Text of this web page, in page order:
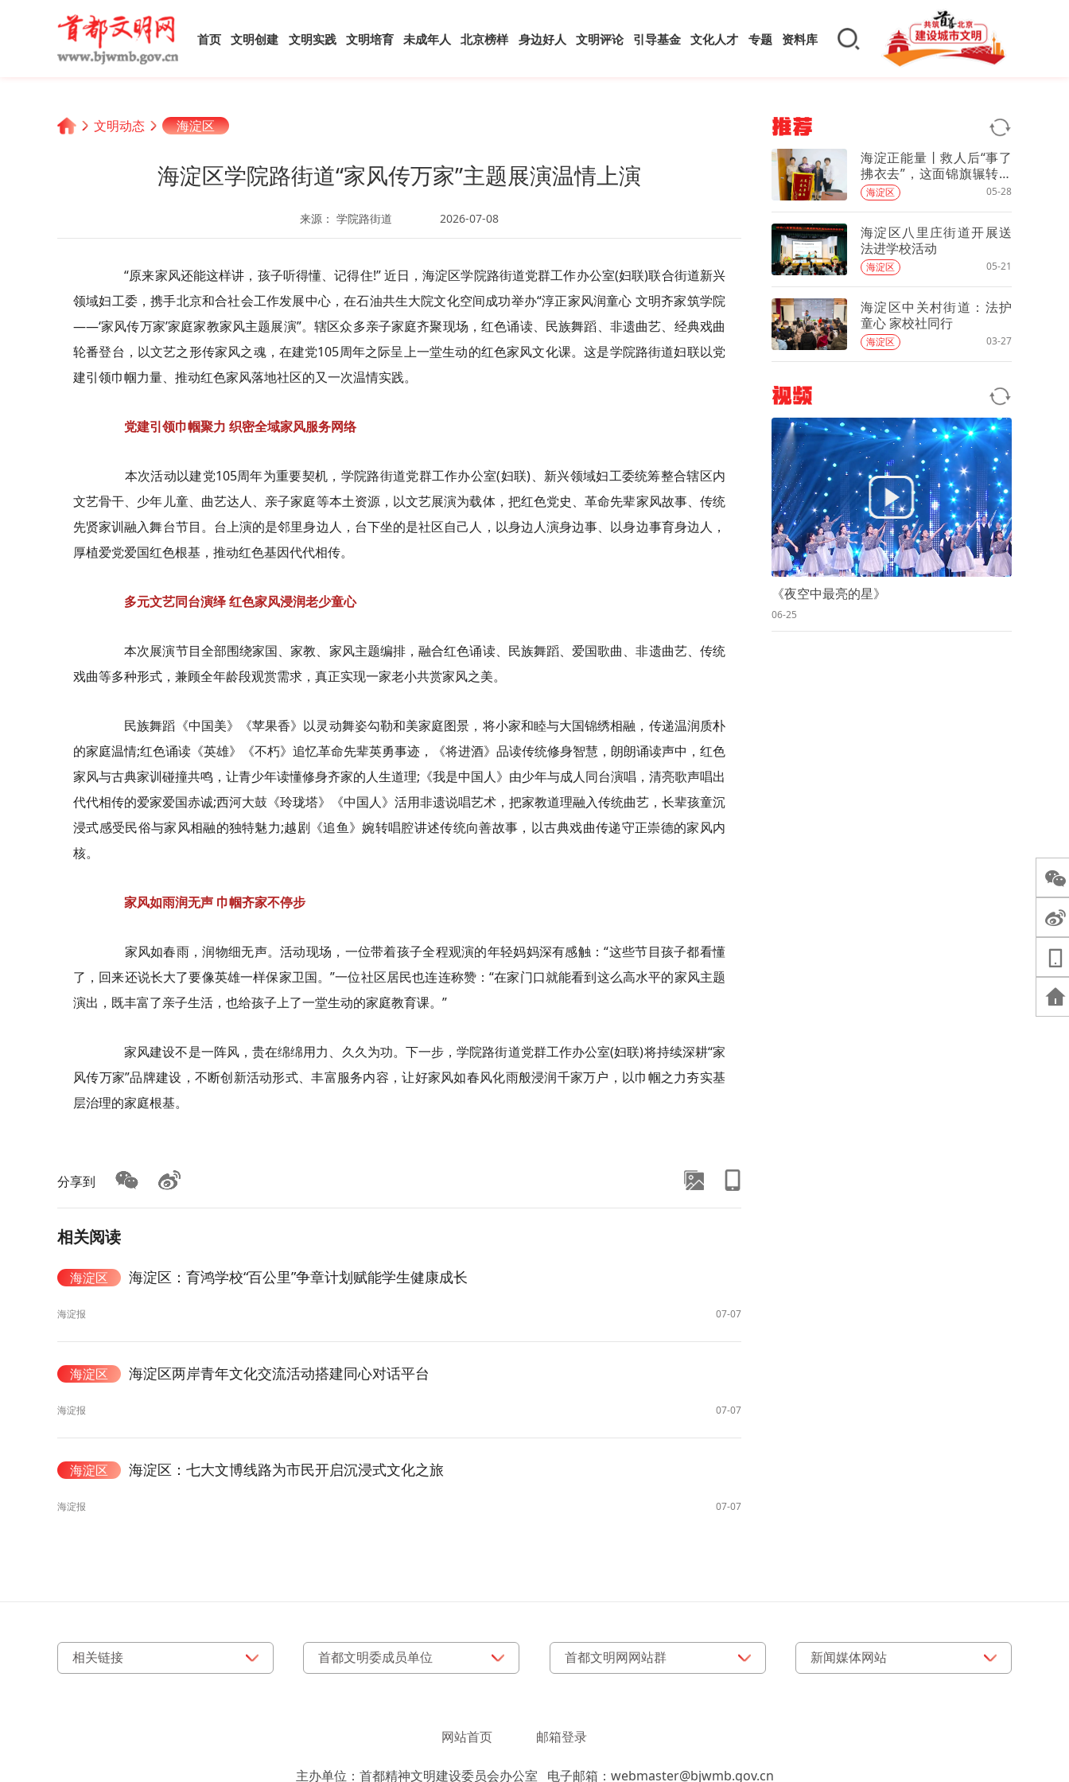
首页 文明创建 文明实践 文明培育 未成年人 北京榜样 身边好人 文明评论 引导基金 文化人才 专题 资料库
文明动态 海淀区
海淀区学院路街道“家风传万家”主题展演温情上演
来源： 学院路街道 2026-07-08
“原来家风还能这样讲，孩子听得懂、记得住!” 近日，海淀区学院路街道党群工作办公室(妇联)联合街道新兴
领域妇工委，携手北京和合社会工作发展中心，在石油共生大院文化空间成功举办“淳正家风润童心 文明齐家筑学院
——‘家风传万家’家庭家教家风主题展演”。辖区众多亲子家庭齐聚现场，红色诵读、民族舞蹈、非遗曲艺、经典戏曲
轮番登台，以文艺之形传家风之魂，在建党105周年之际呈上一堂生动的红色家风文化课。这是学院路街道妇联以党
建引领巾帼力量、推动红色家风落地社区的又一次温情实践。
党建引领巾帼聚力 织密全域家风服务网络
本次活动以建党105周年为重要契机，学院路街道党群工作办公室(妇联)、新兴领域妇工委统筹整合辖区内
文艺骨干、少年儿童、曲艺达人、亲子家庭等本土资源，以文艺展演为载体，把红色党史、革命先辈家风故事、传统
先贤家训融入舞台节目。台上演的是邻里身边人，台下坐的是社区自己人，以身边人演身边事、以身边事育身边人，
厚植爱党爱国红色根基，推动红色基因代代相传。
多元文艺同台演绎 红色家风浸润老少童心
本次展演节目全部围绕家国、家教、家风主题编排，融合红色诵读、民族舞蹈、爱国歌曲、非遗曲艺、传统
戏曲等多种形式，兼顾全年龄段观赏需求，真正实现一家老小共赏家风之美。
民族舞蹈《中国美》《苹果香》以灵动舞姿勾勒和美家庭图景，将小家和睦与大国锦绣相融，传递温润质朴
的家庭温情;红色诵读《英雄》《不朽》追忆革命先辈英勇事迹，《将进酒》 品读传统修身智慧，朗朗诵读声中，红色
家风与古典家训碰撞共鸣，让青少年读懂修身齐家的人生道理;《我是中国人》由少年与成人同台演唱，清亮歌声唱出
代代相传的爱家爱国赤诚;西河大鼓《玲珑塔》《中国人》活用非遗说唱艺术，把家教道理融入传统曲艺，长辈孩童沉
浸式感受民俗与家风相融的独特魅力;越剧《追鱼》婉转唱腔讲述传统向善故事，以古典戏曲传递守正崇德的家风内
核。
家风如雨润无声 巾帼齐家不停步
家风如春雨，润物细无声。活动现场，一位带着孩子全程观演的年轻妈妈深有感触：“这些节目孩子都看懂
了，回来还说长大了要像英雄一样保家卫国。”一位社区居民也连连称赞：“在家门口就能看到这么高水平的家风主题
演出，既丰富了亲子生活，也给孩子上了一堂生动的家庭教育课。”
家风建设不是一阵风，贵在绵绵用力、久久为功。下一步，学院路街道党群工作办公室(妇联)将持续深耕“家
风传万家”品牌建设，不断创新活动形式、丰富服务内容，让好家风如春风化雨般浸润千家万户，以巾帼之力夯实基
层治理的家庭根基。
分享到
相关阅读
海淀区 海淀区：育鸿学校“百公里”争章计划赋能学生健康成长
海淀报 07-07
海淀区 海淀区两岸青年文化交流活动搭建同心对话平台
海淀报 07-07
海淀区 海淀区：七大文博线路为市民开启沉浸式文化之旅
海淀报 07-07
推荐
海淀正能量丨救人后“事了
拂衣去”，这面锦旗辗转一
个多月找到了他
海淀区 05-28
海淀区八里庄街道开展送
法进学校活动
海淀区 05-21
海淀区中关村街道：法护
童心 家校社同行
海淀区 03-27
视频
《夜空中最亮的星》
06-25
网站首页 邮箱登录
主办单位：首都精神文明建设委员会办公室 电子邮箱：webmaster@bjwmb.gov.cn